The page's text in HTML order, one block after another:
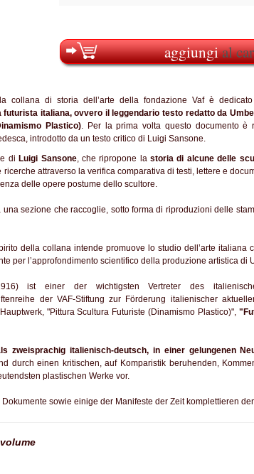
aggiungial
collana di storia dell’arte della fondazione Vaf è
futurista italiana, ovvero il leggendario testo redatto da
Plastico). Per la prima volta questo documento è
introdotto da un testo critico di Luigi Sansone.
di Luigi Sansone, che ripropone lastoria di alcune delle
attraverso la verifica comparativa di testi, lettere e
delle opere postume dello scultore.
una sezione che raccoglie, sotto forma di riproduzioni delle
della collana intende promuove lo studio dell’arte italiana
per l’approfondimento scientifico della produzione artistica di
ist einer der wichtigsten Vertreter des
der VAF-Stiftung zur Förderung italienischer
"Pittura Scultura Futuriste (Dinamismo Plastico)",
zweisprachig italienisch-deutsch, in einer gelungenen
durch einen kritischen, auf Komparistik beruhenden,
plastischen Werke vor.
sowie einige der Manifeste der Zeit komplettieren